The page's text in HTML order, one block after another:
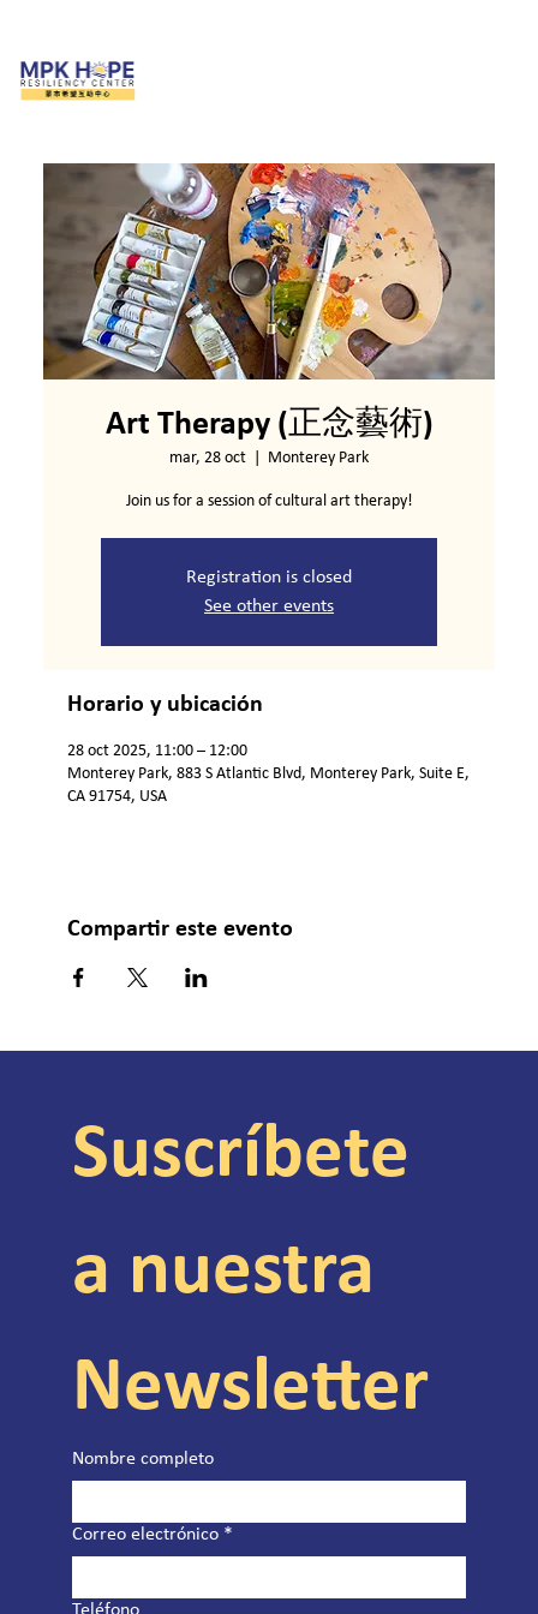
Art Therapy (正念藝術)
mar, 28 oct Monterey Park
Join us for a session of cultural art therapy!
Registration is closed
See other events
Horario y ubicación
28 oct 2025, 11:00 – 12:00
Monterey Park, 883 S Atlantic Blvd, Monterey Park, Suite E,
CA 91754, USA
Compartir este evento
Suscríbete
a nuestra
Newsletter
Nombre completo
Correo electrónico *